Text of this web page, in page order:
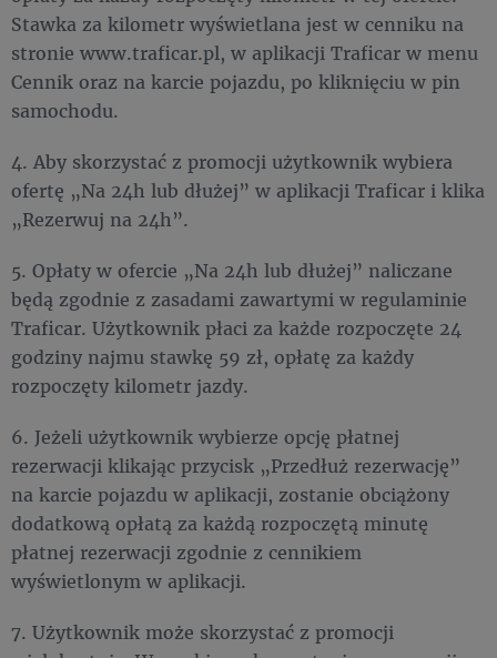
Stawka za kilometr wyświetlana jest w cenniku na
stronie www.traficar.pl, w aplikacji Traficar w menu
Cennik oraz na karcie pojazdu, po kliknięciu w pin
samochodu.
4. Aby skorzystać z promocji użytkownik wybiera
ofertę „Na 24h lub dłużej” w aplikacji Traficar i klika
„Rezerwuj na 24h”.
5. Opłaty w ofercie „Na 24h lub dłużej” naliczane
będą zgodnie z zasadami zawartymi w regulaminie
Traficar. Użytkownik płaci za każde rozpoczęte 24
godziny najmu stawkę 59 zł, opłatę za każdy
rozpoczęty kilometr jazdy.
6. Jeżeli użytkownik wybierze opcję płatnej
rezerwacji klikając przycisk „Przedłuż rezerwację”
na karcie pojazdu w aplikacji, zostanie obciążony
dodatkową opłatą za każdą rozpoczętą minutę
płatnej rezerwacji zgodnie z cennikiem
wyświetlonym w aplikacji.
7. Użytkownik może skorzystać z promocji